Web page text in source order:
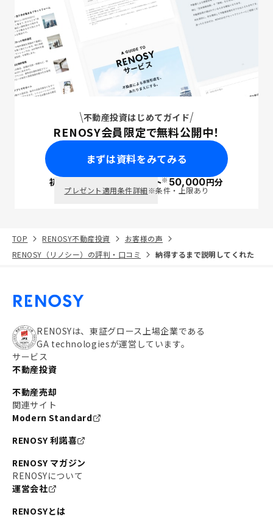
不動産投資はじめてガイド
RENOSY会員限定で無料公開中！
まずは資料をみてみる
初回面談で ポイント※50,000円分
プレゼント適用条件詳細※条件・上限あり
TOP RENOSY不動産投資
お客様の声
RENOSY（リノシー）の評判・口コミ
納得するまで説明してくれた
RENOSYは、東証グロース上場企業である
GA technologiesが運営しています。
サービス
不動産投資
不動産売却
関連サイト
Modern Standard
RENOSY 利諾喜
RENOSY マガジン
RENOSYについて
運営会社
RENOSYとは